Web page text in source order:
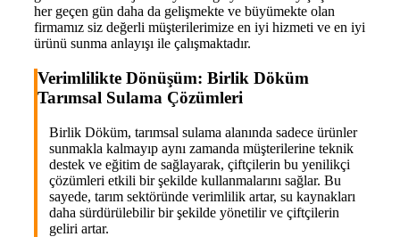
her geçen gün daha da gelişmekte ve büyümekte olan
firmamız siz değerli müşterilerimize en iyi hizmeti ve en iyi
ürünü sunma anlayışı ile çalışmaktadır.
Verimlilikte Dönüşüm: Birlik Döküm
Tarımsal Sulama Çözümleri
Birlik Döküm, tarımsal sulama alanında sadece ürünler
sunmakla kalmayıp aynı zamanda müşterilerine teknik
destek ve eğitim de sağlayarak, çiftçilerin bu yenilikçi
çözümleri etkili bir şekilde kullanmalarını sağlar. Bu
sayede, tarım sektöründe verimlilik artar, su kaynakları
daha sürdürülebilir bir şekilde yönetilir ve çiftçilerin
geliri artar.